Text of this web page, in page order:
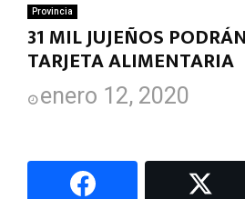
Provincia
31 MIL JUJEÑOS
TARJETA ALIMENTARIA
enero 12, 2020